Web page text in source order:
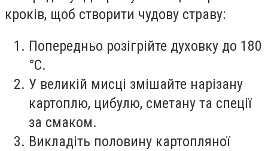
кроків, щоб створити чудову страву:
Попередньо розігрійте духовку до 180
°C.
У великій мисці змішайте нарізану
картоплю, цибулю, сметану та спеції
за смаком.
Викладіть половину картопляної